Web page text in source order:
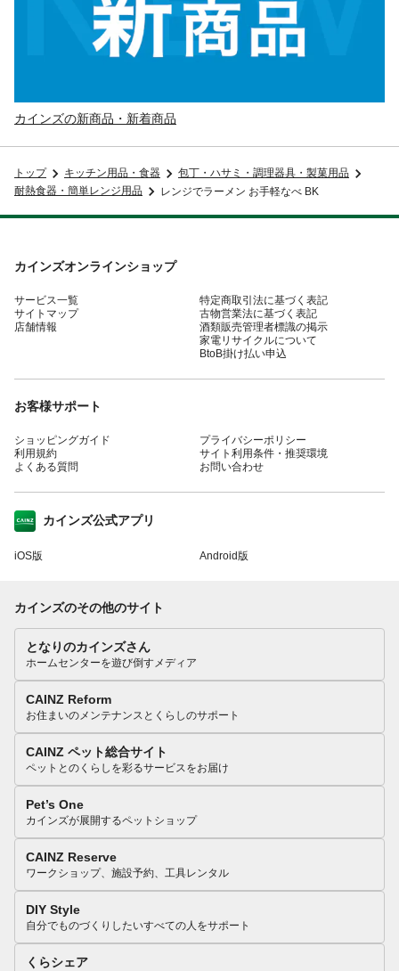
カインズの新商品・新着商品
トップ キッチン用品・食器
包丁・ハサミ・調理器具・製菓用品
耐熱食器・簡単レンジ用品
レンジでラーメン お手軽なべ BK
カインズオンラインショップ
サービス一覧
サイトマップ
店舗情報
特定商取引法に基づく表記
古物営業法に基づく表記
酒類販売管理者標識の掲示
家電リサイクルについて
BtoB掛け払い申込
お客様サポート
ショッピングガイド
利用規約
よくある質問
プライバシーポリシー
サイト利用条件・推奨環境
お問い合わせ
カインズ公式アプリ
iOS版 Android版
カインズのその他のサイト
となりのカインズさん
ホームセンターを遊び倒すメディア
CAINZ Reform
お住まいのメンテナンスとくらしのサポート
CAINZ ペット総合サイト
ペットとのくらしを彩るサービスをお届け
Pet’s One
カインズが展開するペットショップ
CAINZ Reserve
ワークショップ、施設予約、工具レンタル
DIY Style
自分でものづくりしたいすべての人をサポート
くらシェア